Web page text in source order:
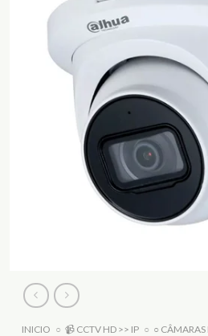
INICIO ○ 📹 CCTV HD >> IP ○ ○ CÂMARAS